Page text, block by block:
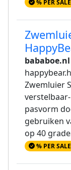
% PER SALE
bababoe.nl
Zwemluier
pasvorm
gebruiken
op 40
% PER SALE